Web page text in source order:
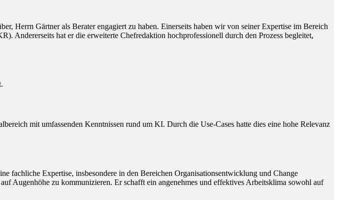
Herrn Gärtner als Berater engagiert zu haben. Einerseits haben wir von seiner Expertise im Bereich
Andererseits hat er die erweiterte Chefredaktion hochprofessionell durch den Prozess begleitet,
mit umfassenden Kenntnissen rund um KI. Durch die Use-Cases hatte dies eine hohe Relevanz
fachliche Expertise, insbesondere in den Bereichen Organisationsentwicklung und Change
Augenhöhe zu kommunizieren. Er schafft ein angenehmes und effektives Arbeitsklima sowohl auf